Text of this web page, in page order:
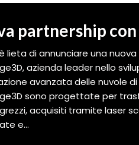
partnership
lieta di annunciare una
azienda leader nello
avanzata delle nuvole
sono progettate per
acquisiti tramite laser
e...